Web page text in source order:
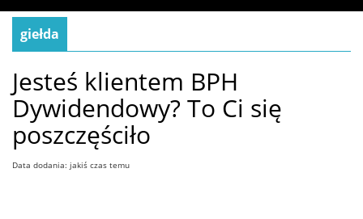
giełda
Jesteś klientem BPH
Dywidendowy? To Ci się
poszczęściło
Data dodania: jakiś czas temu